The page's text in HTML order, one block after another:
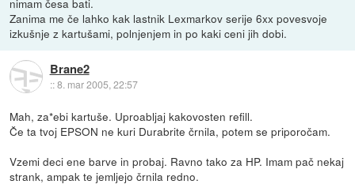
Zanima me če lahko kak lastnik Lexmarkov serije 6xx povesvoje
izkušnje z kartušami, polnjenjem in po kaki ceni jih dobi.
Brane2
::8. mar 2005, 22:57
Mah, za*ebi kartuše. Uproabljaj kakovosten refill.
Če ta tvoj EPSON ne kuri Durabrite črnila, potem se priporočam.
Vzemi deci ene barve in probaj. Ravno tako za HP. Imam pač nekaj
strank, ampak te jemljejo črnila redno.